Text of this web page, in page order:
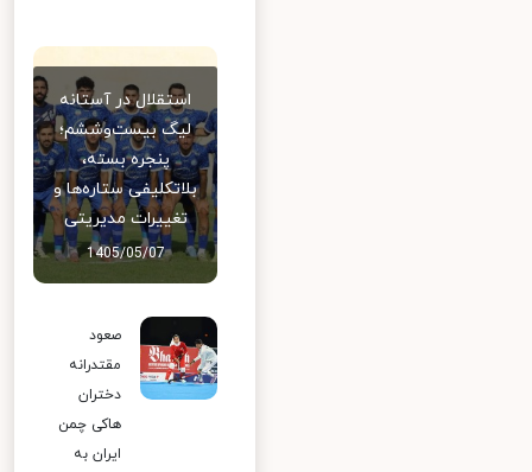
استقلال در آستانه
لیگ بیست‌وششم؛
پنجره بسته،
بلاتکلیفی ستاره‌ها و
تغییرات مدیریتی
1405/05/07
صعود
مقتدرانه
دختران
هاکی چمن
ایران به